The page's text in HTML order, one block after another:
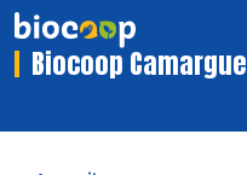
Biocoop Camargue